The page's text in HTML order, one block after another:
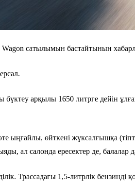
Wagon сатылымын бастайтынын
арқылы 1650 литрге дейін
ыңғайлы, өйткені жүксалғышқа
ал салонда ересектер де, балалар
Трассадағы 1,5-литрлік бензинді